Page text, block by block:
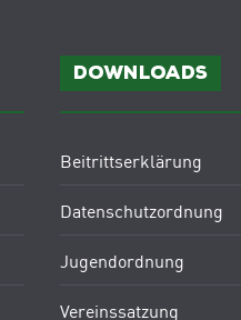
Downloads
Beitrittserklärung
Datenschutzordnung
Jugendordnung
Vereinssatzung